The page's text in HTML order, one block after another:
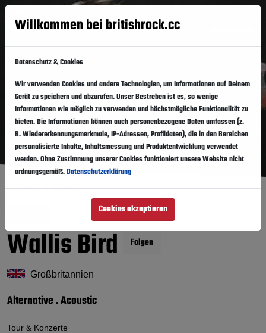
Menü
Startseite Künstler
Wallis Bird Folgen
Großbritannien
Alternative . Acoustic
Tour & Konzerte
Willkommen bei britishrock.cc
Datenschutz & Cookies
Wir verwenden Cookies und andere Technologien, um Informationen auf Deinem
Gerät zu speichern und abzurufen. Unser Bestreben ist es, so wenige
Informationen wie möglich zu verwenden und höchstmögliche Funktionalität zu
bieten. Die Informationen können auch personenbezogene Daten umfassen (z.
B. Wiedererkennungsmerkmale, IP-Adressen, Profildaten), die in den Bereichen
personalisierte Inhalte, Inhaltsmessung und Produktentwicklung verwendet
werden. Ohne Zustimmung unserer Cookies funktioniert unsere Website nicht
ordnungsgemäß.Datenschutzerklärung
Cookies akzeptieren